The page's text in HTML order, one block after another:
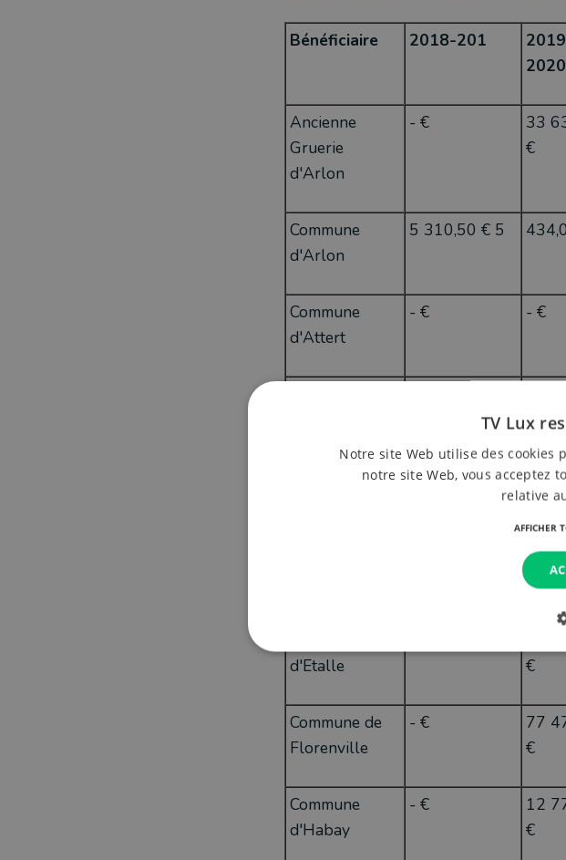
Bénéficiaire 2018-201
2020
Ancienne
Gruerie
d'Arlon
- €
33
€
Commune
d'Arlon
5 310,50 € 5
Commune
d'Attert
- € - €
€
Commune de
- €
24
€
- €
d'Etalle
€
Commune de
Florenville
- €
77
€
Commune
d'Habay
- €
12
€
TV Lux
Notre site Web utilise des
notre site Web, vous acceptez
relative
AFFICHER